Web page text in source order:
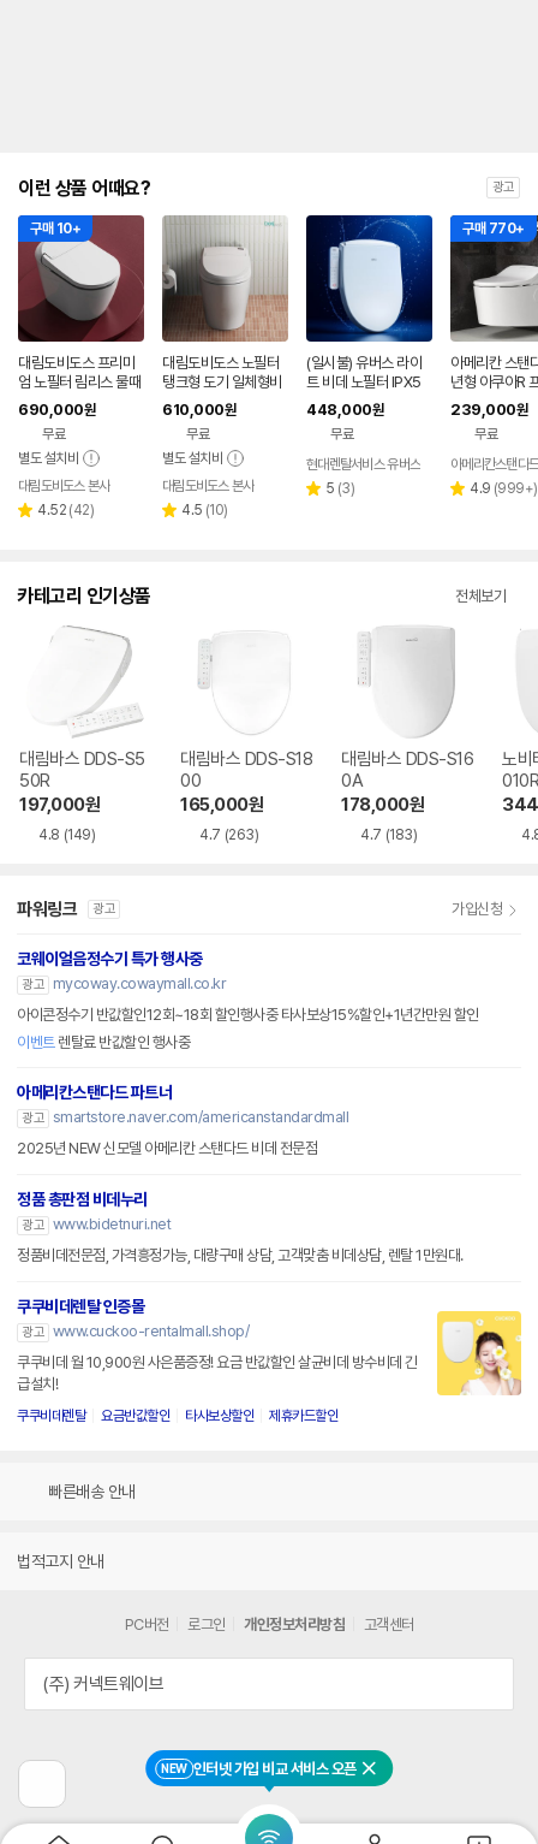
NEW 인터넷 가입 비교 서비스 오픈 닫기
이런 상품 어때요? 광고
구매 10+
대림도비도스 프리미
엄 노필터 림리스 물때
걱정없는 일체형도기
비데
690,000원
무료
별도 설치비
대림도비도스 본사
별 4.52 리
(42)
대림도비도스 노필터
탱크형 도기 일체형비
데 자동 물내림
610,000원
무료
별도 설치비
대림도비도스 본사
별 4.5 리
(10)
(일시불) 유버스 라이
트 비데 노필터 IPX5
방수 BL-15DE
448,000원
무료
현대렌탈서비스 유버스
별 5 리
(3)
구매 770+
아메리칸 스탠
년형 아쿠아R
엄 비데 구입
리모컨 직수형
필터 없는 비
치)
239,000원
무료
별 4.9 리
(999+)
카테고리 인기상품 전체보기
대림바스 DDS-S5
50R
197,000원
4.8 (149)
대림바스 DDS-S18
00
165,000원
4.7 (263)
대림바스 DDS-S16
0A
178,000원
4.7 (183)
노비
파워링크 광고 가입신청
코웨이얼음정수기 특가 행사중
광고
mycoway.cowaymall.co.kr
아이콘정수기 반값할인12회~18회 할인행사중 타사보상15%할인+1년간만원 할인
이벤트렌탈료 반값할인 행사중
아메리칸스탠다드 파트너
광고 smartstore.naver.com/americanstandardmall
2025년 NEW 신모델 아메리칸 스탠다드 비데 전문점
정품 총판점 비데누리
광고 www.bidetnuri.net
정품비데전문점, 가격흥정가능, 대량구매 상담, 고객맞춤 비데상담, 렌탈 1만원대.
쿠쿠비데렌탈 인증몰
광고 www.cuckoo-rentalmall.shop/
쿠쿠비데 월 10,900원 사은품증정! 요금 반값할인 살균비데 방수비데 긴
급설치!
쿠쿠비데렌탈 요금반값할인 타사보상할인 제휴카드할인
빠른배송 안내
법적고지 안내
전
페
PC버전 로그인 개인정보처리방침 고객센터
(주) 커넥트웨이브